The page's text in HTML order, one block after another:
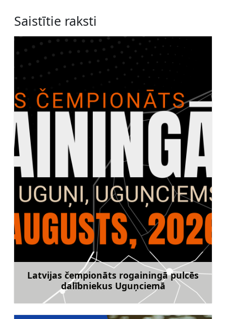
Saistītie raksti
Latvijas čempionāts rogainingā pulcēs
dalībniekus Uguņciemā
Uzzināt vairāk